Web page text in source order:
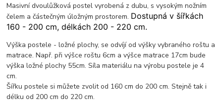
Masivní dvoulůžková postel vyrobená z dubu, s vysokým nožním
čelem a částečným úložným prostorem. Dostupná v šířkách
160 - 200 cm, délkách 200 - 220 cm.
Výška postele - ložné plochy, se odvíjí od výšky vybraného roštu a
matrace. Např. při výšce roštu 6cm a výšce matrace 17cm bude
výška ložné plochy 55cm. Síla materiálu na výrobu postele je 4
cm.
Šířku postele si můžete zvolit od 160 cm do 200 cm. Stejně tak i
délku od 200 cm do 220 cm.